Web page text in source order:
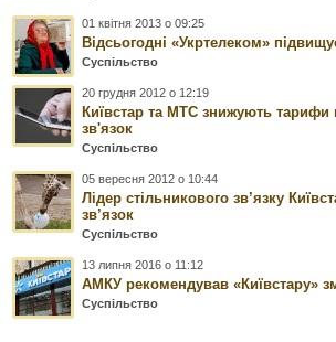
01 квітня 2013 о 09:25
Відсьогодні «Укртелеком»
Суспільство
20 грудня 2012 о 12:19
Київстар та МТС знижують тарифи
зв'язок
Суспільство
05 вересня 2012 о 10:44
Лідер стільникового зв’язку
зв’язок
Суспільство
13 липня 2016 о 11:12
АМКУ рекомендував «Київстару»
Суспільство